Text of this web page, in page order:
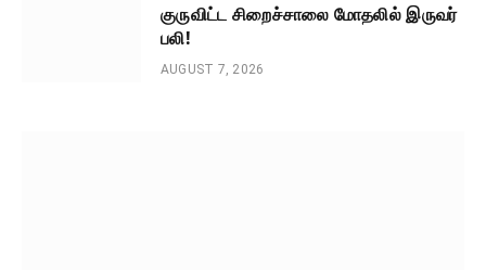
குருவிட்ட சிறைச்சாலை மோதலில் இருவர்
பலி!
AUGUST 7, 2026